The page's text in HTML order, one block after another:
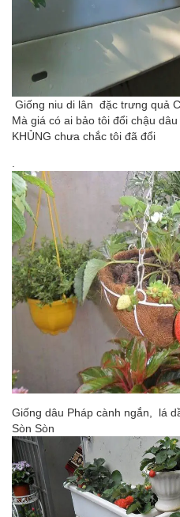
Giống niu di lân đặc trưng quả
Mà giá có ai bảo tôi đổi chậu
KHỦNG chưa chắc tôi đã đổi
Giống dâu Pháp cành ngắn, lá
Sòn Sòn